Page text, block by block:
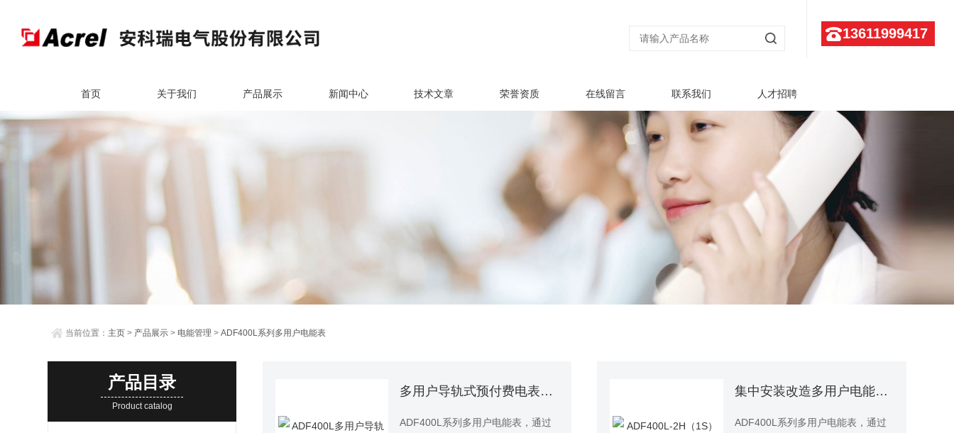
13611999417
首页 关于我们 产品展示 新闻中心 技术文章 荣誉资质 在线留言 联系我们 人才招聘
当前位置： 主页 > 产品展示 > 电能管理 >ADF400L系列多用户电能表
产品目录
Product catalog
多用户导轨式预付费电表正反向计量
ADF400L系列多用户电能表，通过
集中安装改造多用户电能表支持IC刷卡
ADF400L系列多用户电能表，通过